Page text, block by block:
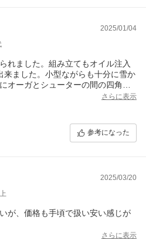
2025/01/04
れました。組み立てもオイル注入
来ました。小型ながらも十分に雪か
オーガとシューターの間の四角い
くなりますが対策を考えていま
のクラッチ調整に戸惑いました
不満なく使用しております。タイ
方が良いので購入を考えていま
さらに表示
参考になった
2025/03/20
が、価格も手頃で扱い安い感じが
さらに表示